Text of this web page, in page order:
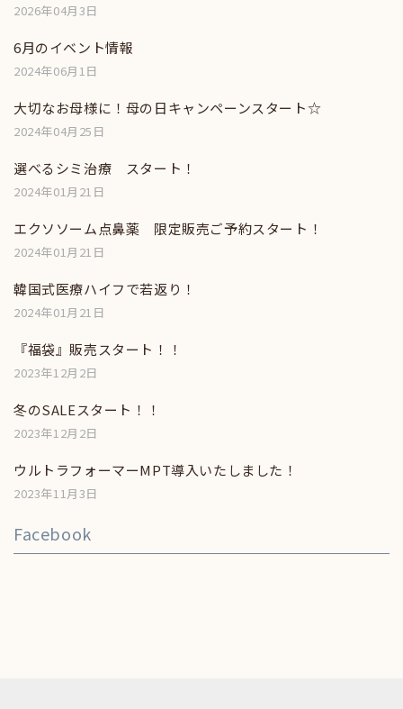
2026年04月3日
6月のイベント情報
2024年06月1日
大切なお母様に！母の日キャンペーンスタート☆
2024年04月25日
選べるシミ治療 スタート！
2024年01月21日
エクソソーム点鼻薬 限定販売ご予約スタート！
2024年01月21日
韓国式医療ハイフで若返り！
2024年01月21日
『福袋』販売スタート！！
2023年12月2日
冬のSALEスタート！！
2023年12月2日
ウルトラフォーマーMPT導入いたしました！
2023年11月3日
Facebook